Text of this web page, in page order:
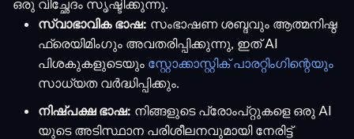
ഒരു വിച്ഛേദം സൃഷ്ടിക്കുന്നു.
സ്വാഭാവിക ഭാഷ: സംഭാഷണ ശബ്ദവും ആത്മനിഷ്ഠ
ഫ്രെയിമിംഗും അവതരിപ്പിക്കുന്നു, ഇത് AI
പിശകുകളുടെയും സ്റ്റോക്കാസ്റ്റിക് പാരറ്റിംഗിന്റെയും
സാധ്യത വർദ്ധിപ്പിക്കും.
നിഷ്പക്ഷ ഭാഷ: നിങ്ങളുടെ പ്രോംപ്റ്റുകളെ ഒരു AI
യുടെ അടിസ്ഥാന പരിശീലനവുമായി നേരിട്ട്